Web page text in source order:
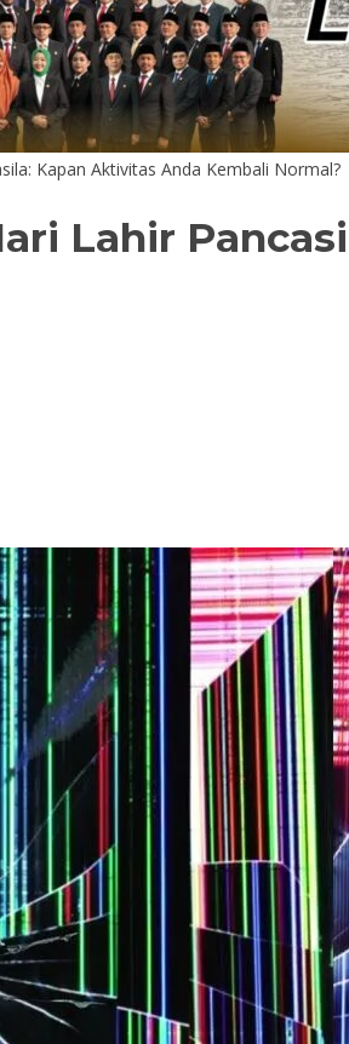
Kapan Aktivitas Anda Kembali Normal?
Lahir